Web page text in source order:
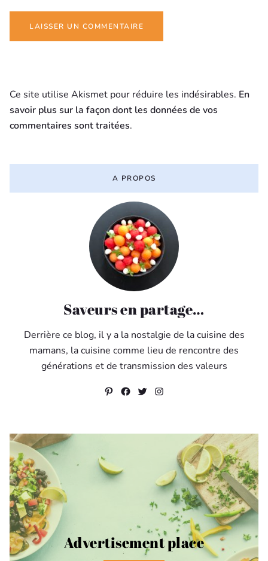
Ce site utilise Akismet pour réduire les indésirables. En
savoir plus sur la façon dont les données de vos
commentaires sont traitées.
A PROPOS
Saveurs en partage…
Derrière ce blog, il y a la nostalgie de la cuisine des
mamans, la cuisine comme lieu de rencontre des
générations et de transmission des valeurs
Pinterest
Facebook
Twitter
Instagram
Advertisement place